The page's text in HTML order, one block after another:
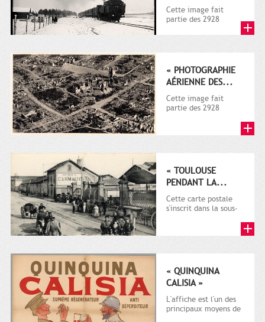
Cette image fait
partie des 2928
« PHOTOGRAPHIE
AÉRIENNE DES...
Cette image fait
partie des 2928
1914-1918)...
« TOULOUSE
PENDANT LA...
Cette carte postale
s'inscrit dans la sous-
plusieurs milliers de...
« QUINQUINA
CALISIA »
L'affiche est l'un des
principaux moyens de